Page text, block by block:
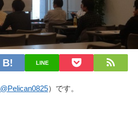
LINE
@Pelican0825）です。